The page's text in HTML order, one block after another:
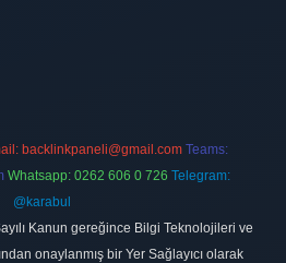
backlinkpaneli@gmail.com Teams:
Whatsapp: 0262 606 0 726 Telegram:
@karabul
Kanun gereğince Bilgi Teknolojileri ve
onaylanmış bir Yer Sağlayıcı olarak